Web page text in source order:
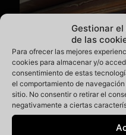
Gestionar
de las
Para ofrecer las mejores
cookies para almacenar y/o
consentimiento de estas
el comportamiento de
sitio. No consentir o retirar el
negativamente a ciertas